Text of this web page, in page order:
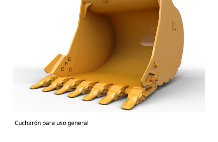
Cucharón para uso general